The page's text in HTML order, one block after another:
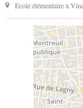
École élémentaire à